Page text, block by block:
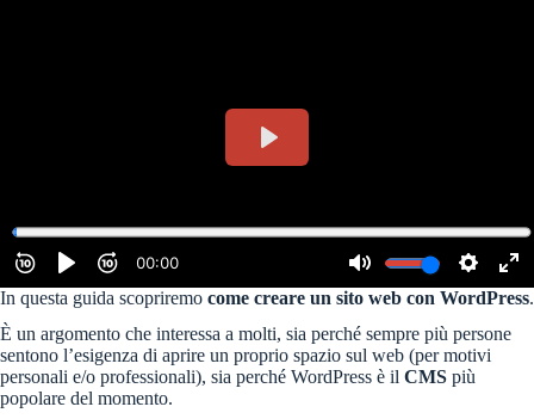
In questa guida scopriremo come creare un sito web con WordPress.
È un argomento che interessa a molti, sia perché sempre più persone
sentono l’esigenza di aprire un proprio spazio sul web (per motivi
personali e/o professionali), sia perché WordPress è il CMS più
popolare del momento.